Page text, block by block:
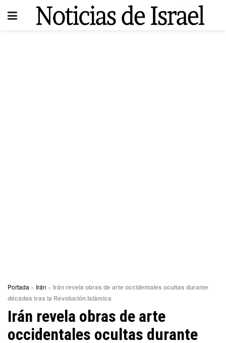
Portada » Irán » Irán revela obras de arte occidentales ocultas durante
décadas tras la Revolución Islámica
Irán revela obras de arte
occidentales ocultas durante